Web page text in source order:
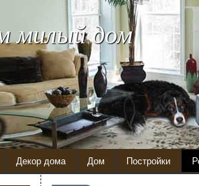
милый дом
Декор дома Дом Постройки